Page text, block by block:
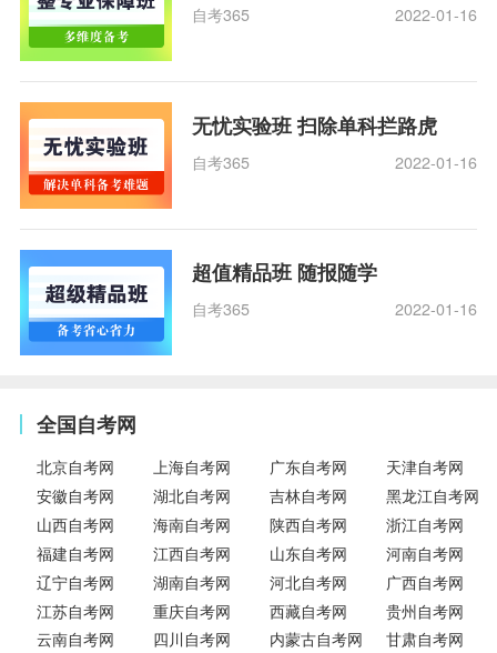
自考365 2022-01-16
无忧实验班 扫除单科拦路虎
自考365 2022-01-16
超值精品班 随报随学
自考365 2022-01-16
全国自考网
北京自考网 上海自考网 广东自考网
天津自考网
安徽自考网
湖北自考网 吉林自考网
黑龙江自考网
山西自考网
海南自考网 陕西自考网
浙江自考网
福建自考网
江西自考网 山东自考网
河南自考网
辽宁自考网
湖南自考网 河北自考网
广西自考网
江苏自考网
重庆自考网 西藏自考网
贵州自考网
云南自考网
四川自考网 内蒙古自考网 甘肃自考网